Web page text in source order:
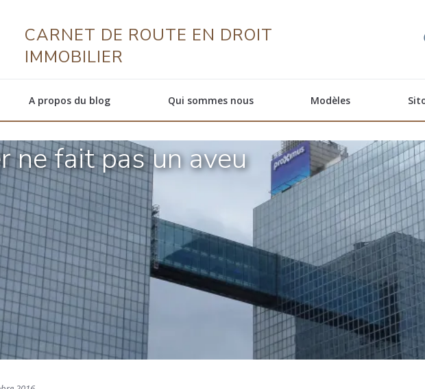
CARNET DE ROUTE EN DROIT
IMMOBILIER
A propos du blog Qui sommes nous Modèles
ne fait pas un aveu